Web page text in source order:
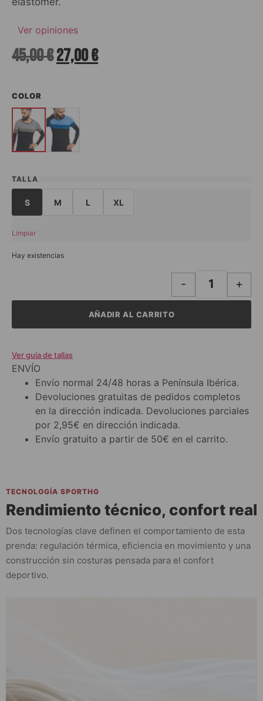
Ver opiniones
45,00€27,00€
COLOR
TALLA
S M L XL
Limpiar
Hay existencias
- +
AÑADIR AL CARRITO
Ver guía de tallas
ENVÍO
Envío normal 24/48 horas a Península Ibérica.
Devoluciones gratuitas de pedidos completos
en la dirección indicada. Devoluciones parciales
por 2,95€ en dirección indicada.
Envío gratuito a partir de 50€ en el carrito.
TECNOLOGÍA SPORTHG
Rendimiento técnico, confort real
Dos tecnologías clave definen el comportamiento de esta
prenda: regulación térmica, eficiencia en movimiento y una
construcción sin costuras pensada para el confort
deportivo.